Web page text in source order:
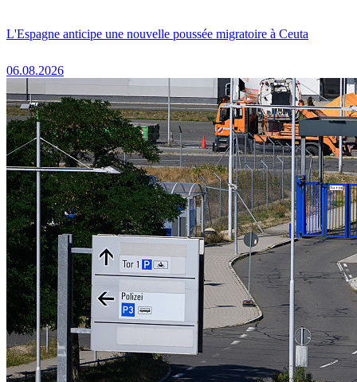
L'Espagne anticipe une nouvelle poussée migratoire à Ceuta
06.08.2026